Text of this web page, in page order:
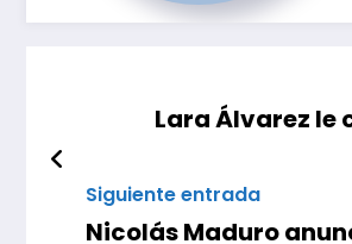
Lara Álvarez le
Siguiente entrada
Nicolás Maduro